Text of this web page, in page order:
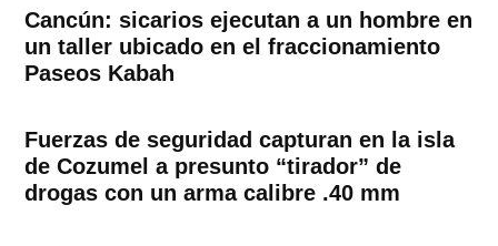
Cancún: sicarios ejecutan a un hombre en
un taller ubicado en el fraccionamiento
Paseos Kabah
Fuerzas de seguridad capturan en la isla
de Cozumel a presunto “tirador” de
drogas con un arma calibre .40 mm